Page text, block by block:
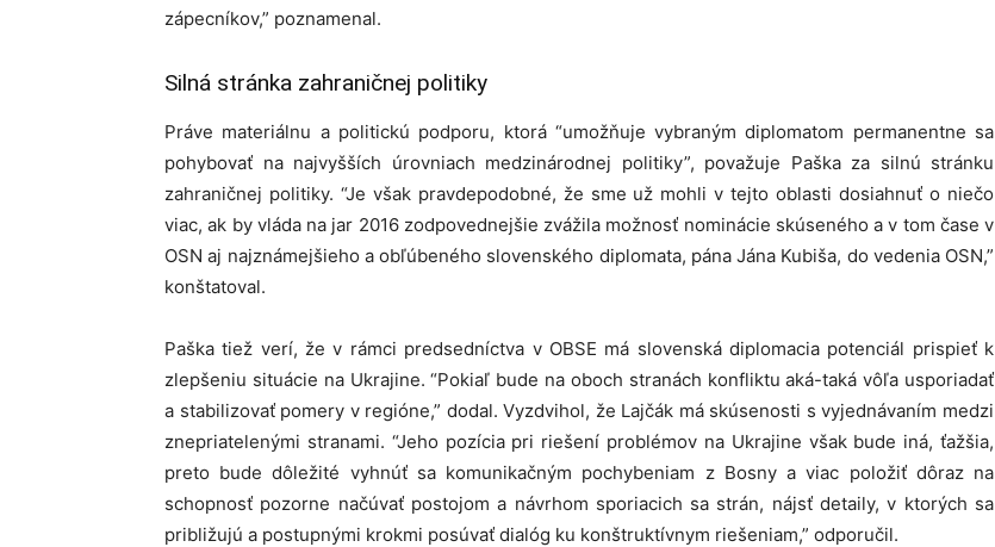
zápecníkov,” poznamenal.
Silná stránka zahraničnej politiky
Práve materiálnu a politickú podporu, ktorá “umožňuje vybraným diplomatom permanentne sa
pohybovať na najvyšších úrovniach medzinárodnej politiky”, považuje Paška za silnú stránku
zahraničnej politiky. “Je však pravdepodobné, že sme už mohli v tejto oblasti dosiahnuť o niečo
viac, ak by vláda na jar 2016 zodpovednejšie zvážila možnosť nominácie skúseného a v tom čase v
OSN aj najznámejšieho a obľúbeného slovenského diplomata, pána Jána Kubiša, do vedenia OSN,”
konštatoval.
Paška tiež verí, že v rámci predsedníctva v OBSE má slovenská diplomacia potenciál prispieť k
zlepšeniu situácie na Ukrajine. “Pokiaľ bude na oboch stranách konfliktu aká-taká vôľa usporiadať
a stabilizovať pomery v regióne,” dodal. Vyzdvihol, že Lajčák má skúsenosti s vyjednávaním medzi
znepriatelenými stranami. “Jeho pozícia pri riešení problémov na Ukrajine však bude iná, ťažšia,
preto bude dôležité vyhnúť sa komunikačným pochybeniam z Bosny a viac položiť dôraz na
schopnosť pozorne načúvať postojom a návrhom sporiacich sa strán, nájsť detaily, v ktorých sa
približujú a postupnými krokmi posúvať dialóg ku konštruktívnym riešeniam,” odporučil.